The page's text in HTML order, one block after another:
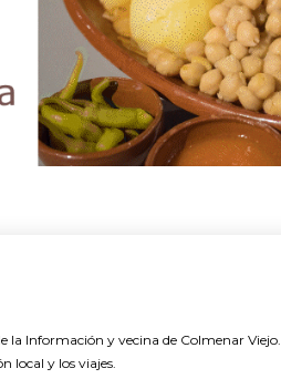
la Información y vecina de Colmenar
local y los viajes.